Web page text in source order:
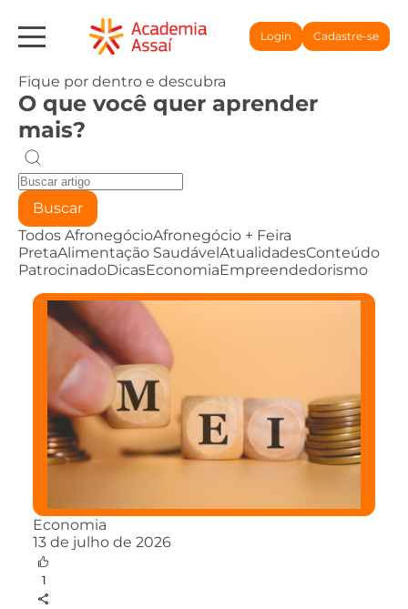
Login Cadastre-se
Fique por dentro e descubra
O que você quer aprender
mais?
Buscar
Todos AfronegócioAfronegócio + Feira
PretaAlimentação SaudávelAtualidadesConteúdo
PatrocinadoDicasEconomiaEmpreendedorismo
Economia
13 de julho de 2026
1